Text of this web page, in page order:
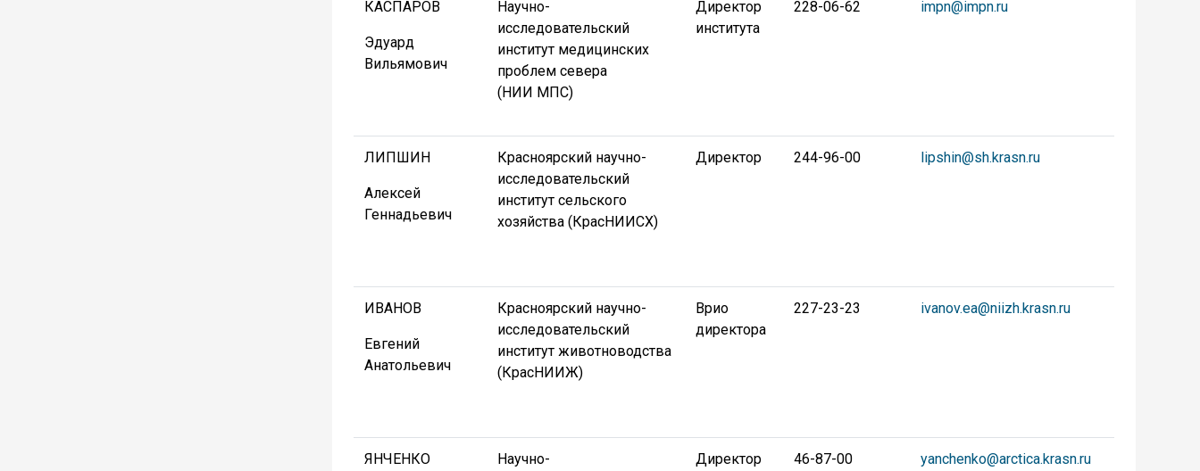
КАСПАРОВ
Эдуард
Вильямович
Научно-
исследовательский
институт медицинских
проблем севера
(НИИ МПС)
Директор
института
228-06-62 impn@impn.ru
ЛИПШИН
Алексей
Геннадьевич
Красноярский научно-
исследовательский
институт сельского
хозяйства (КрасНИИСХ)
Директор 244-96-00 lipshin@sh.krasn.ru
ИВАНОВ
Евгений
Анатольевич
Красноярский научно-
исследовательский
институт животноводства
(КрасНИИЖ)
Врио
директора
227-23-23 ivanov.ea@niizh.krasn.ru
ЯНЧЕНКО
Научно-
Директор 46-87-00 yanchenko@arctica.krasn.ru